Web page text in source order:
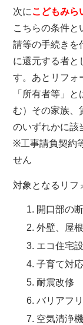
次にこどもみら
こちらの条件と
請等の手続きを
に還元する者と
す。あとリフォ
「所有者等」
む）その家族、
のいずれかに該
※工事請負契約
せん
対象となるリフ
開口部の
外壁、屋
エコ住宅
子育て対
耐震改修
バリアフ
空気清浄